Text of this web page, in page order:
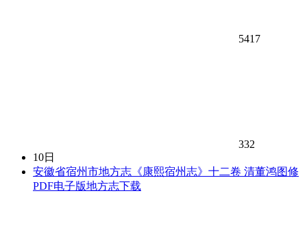
5417
332
10日
安徽省宿州市地方志《康熙宿州志》十二卷 清董鸿图修
PDF电子版地方志下载